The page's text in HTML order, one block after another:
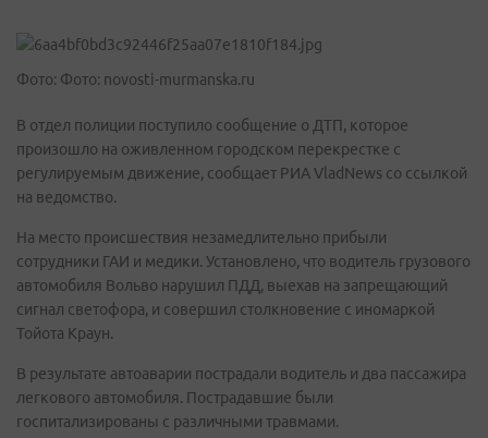
Фото: Фото: novosti-murmanska.ru
В отдел полиции поступило сообщение о ДТП, которое
произошло на оживленном городском перекрестке с
регулируемым движение, сообщает РИА VladNews со ссылкой
на ведомство.
На место происшествия незамедлительно прибыли
сотрудники ГАИ и медики. Установлено, что водитель грузового
автомобиля Вольво нарушил ПДД, выехав на запрещающий
сигнал светофора, и совершил столкновение с иномаркой
Тойота Краун.
В результате автоаварии пострадали водитель и два пассажира
легкового автомобиля. Пострадавшие были
госпитализированы с различными травмами.